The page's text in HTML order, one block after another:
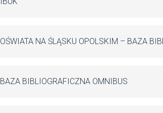
OŚWIATA NA ŚLĄSKU OPOLSKIM – BAZA
BAZA BIBLIOGRAFICZNA OMNIBUS